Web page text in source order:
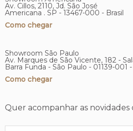
Av. Cillos, 2110, Jd. São José
Americana . SP - 13467-000 - Brasil
Como chegar
Showroom São Paulo
Av. Marques de São Vicente, 182 -
Barra Funda - São Paulo - 01139-001 -
Como chegar
Quer acompanhar as novidades